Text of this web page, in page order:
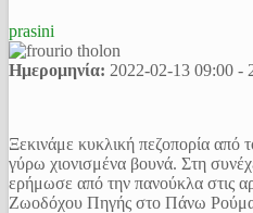
prasini
Ημερομηνία: 2022-02-13 09:00 -
Ξεκινάμε κυκλική πεζοπορία
γύρω χιονισμένα βουνά. Στη
ερήμωσε από την πανούκλα στις
Ζωοδόχου Πηγής στο Πάνω